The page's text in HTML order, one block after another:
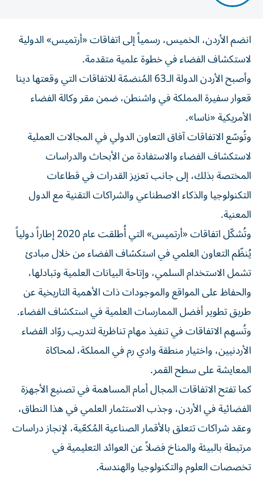
انضم الأردن، الخميس، رسمياً إلى اتفاقات «أرتميس» الدولية
لاستكشاف الفضاء في خطوة علمية متقدمة.
وأصبح الأردن الدولة الـ63 المُنضمّة للاتفاقات التي وقعتها دينا
قعوار سفيرة المملكة في واشنطن، ضمن مقر وكالة الفضاء
الأمريكية «ناسا».
وتُوسّع الاتفاقات آفاق التعاون الدولي في المجالات العملية
لاستكشاف الفضاء والاستفادة من الأبحاث والدراسات
المختصة بذلك، إلى جانب تعزيز القدرات في قطاعات
التكنولوجيا والذكاء الاصطناعي والشراكات التقنية مع الدول
المعنية.
وتُشكّل اتفاقات «أرتميس» التي أُطلقت عام 2020 إطاراً دولياً
يُنظّم التعاون العلمي في استكشاف الفضاء من خلال مبادئ
تشمل الاستخدام السلمي، وإتاحة البيانات العلمية وتبادلها،
والحفاظ على المواقع والموجودات ذات الأهمية التاريخية عن
طريق تطوير أفضل الممارسات العلمية في استكشاف الفضاء.
وتُسهم الاتفاقات في تنفيذ مهام تناظرية لتدريب روّاد الفضاء
الأردنيين، واختيار منطقة وادي رم في المملكة، لمحاكاة
المعايشة على سطح القمر.
كما تفتح الاتفاقات المجال أمام المساهمة في تصنيع الأجهزة
الفضائية في الأردن، وجذب الاستثمار العلمي في هذا النطاق،
وعقد شراكات تتعلق بالأقمار الصناعية المُكعّبة، لإنجاز دراسات
مرتبطة بالبيئة والمناخ فضلاً عن العوائد التعليمية في
تخصصات العلوم والتكنولوجيا والهندسة.